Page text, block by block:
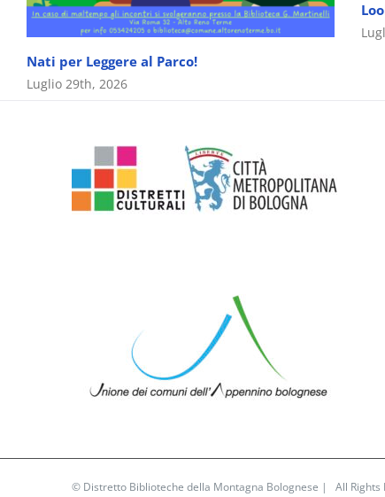
Nati per Leggere al Parco!
Luglio 29th, 2026
© Distretto Biblioteche della Montagna Bolognese | All